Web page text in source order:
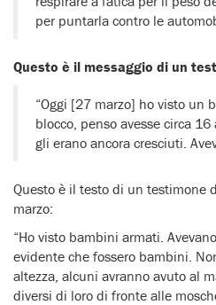
per puntarla contro le
Questo è il messaggio di un
“Oggi [27 marzo] ho visto un
blocco, penso avesse circa
gli erano ancora cresciuti.
Questo è il testo di un testimone
marzo:
“Ho visto bambini armati.
evidente che fossero bambini.
altezza, alcuni avranno avuto al
diversi di loro di fronte alle